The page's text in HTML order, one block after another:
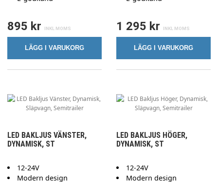
895 kr
LÄGG I VARUKORG
1 295 kr
LÄGG I VARUKORG
LED BAKLJUS VÄNSTER,
DYNAMISK, ST
12-24V
Modern design
LED BAKLJUS HÖGER,
DYNAMISK, ST
12-24V
Modern design